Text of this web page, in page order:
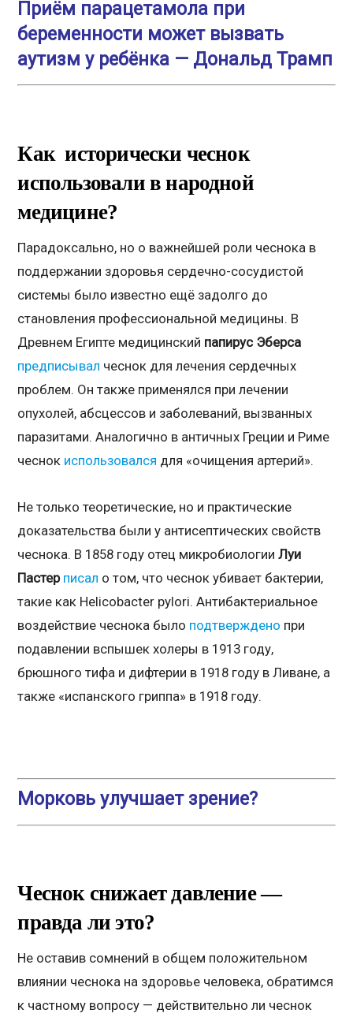
Приём парацетамола при
беременности может вызвать
аутизм у ребёнка — Дональд Трамп
Как исторически чеснок
использовали в народной
медицине?
Парадоксально, но о важнейшей роли чеснока в
поддержании здоровья сердечно-сосудистой
системы было известно ещё задолго до
становления профессиональной медицины. В
Древнем Египте медицинский папирус Эберса
предписывал чеснок для лечения сердечных
проблем. Он также применялся при лечении
опухолей, абсцессов и заболеваний, вызванных
паразитами. Аналогично в античных Греции и Риме
чеснок использовался для «очищения артерий».
Не только теоретические, но и практические
доказательства были у антисептических свойств
чеснока. В 1858 году отец микробиологииЛуи
Пастер писал о том, что чеснок убивает бактерии,
такие как Helicobacter pylori. Антибактериальное
воздействие чеснока было подтверждено при
подавлении вспышек холеры в 1913 году,
брюшного тифа и дифтерии в 1918 году в Ливане, а
также «испанского гриппа» в 1918 году.
Морковь улучшает зрение?
Чеснок снижает давление —
правда ли это?
Не оставив сомнений в общем положительном
влиянии чеснока на здоровье человека, обратимся
к частному вопросу — действительно ли чеснок